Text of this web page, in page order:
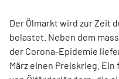
Der Ölmarkt wird zur Zeit
belastet. Neben dem
der Corona-Epidemie
März einen Preiskrieg.